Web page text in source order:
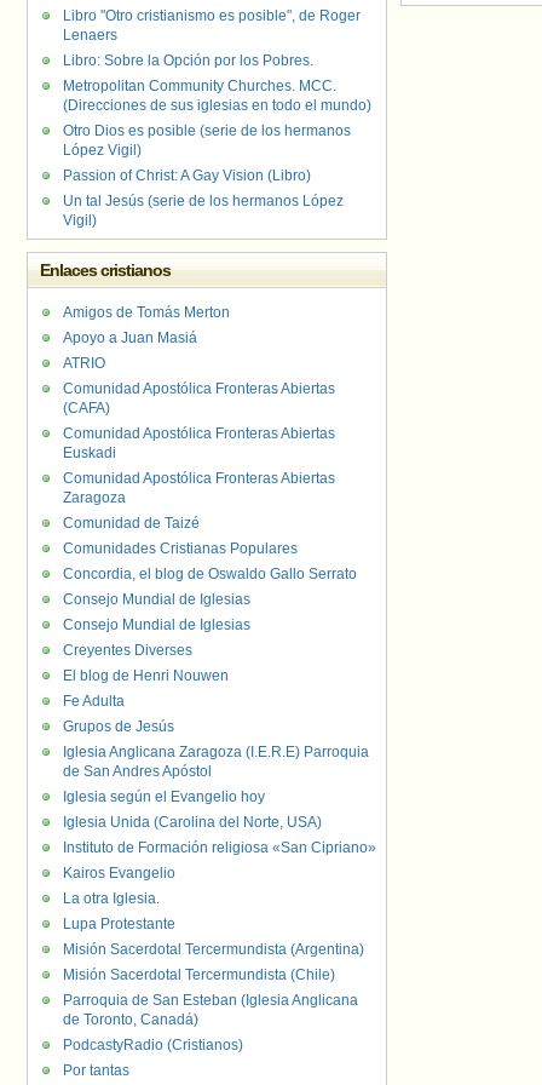
Libro "Otro cristianismo es posible", de Roger
Lenaers
Libro: Sobre la Opción por los Pobres.
Metropolitan Community Churches. MCC.
(Direcciones de sus iglesias en todo el mundo)
Otro Dios es posible (serie de los hermanos
López Vigil)
Passion of Christ: A Gay Vision (Libro)
Un tal Jesús (serie de los hermanos López
Vigil)
Enlaces cristianos
Amigos de Tomás Merton
Apoyo a Juan Masiá
ATRIO
Comunidad Apostólica Fronteras Abiertas
(CAFA)
Comunidad Apostólica Fronteras Abiertas
Euskadi
Comunidad Apostólica Fronteras Abiertas
Zaragoza
Comunidad de Taizé
Comunidades Cristianas Populares
Concordia, el blog de Oswaldo Gallo Serrato
Consejo Mundial de Iglesias
Consejo Mundial de Iglesias
Creyentes Diverses
El blog de Henri Nouwen
Fe Adulta
Grupos de Jesús
Iglesia Anglicana Zaragoza (I.E.R.E) Parroquia
de San Andres Apóstol
Iglesia según el Evangelio hoy
Iglesia Unida (Carolina del Norte, USA)
Instituto de Formación religiosa «San Cipriano»
Kairos Evangelio
La otra Iglesia.
Lupa Protestante
Misión Sacerdotal Tercermundista (Argentina)
Misión Sacerdotal Tercermundista (Chile)
Parroquia de San Esteban (Iglesia Anglicana
de Toronto, Canadá)
PodcastyRadio (Cristianos)
Por tantas